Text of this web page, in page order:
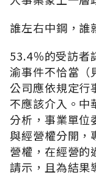
誰左右中鋼，誰
53.4％的受訪者
渝事件不恰當（
公司應依規定行
不應該介入。中
分析，事業單位
與經營權分開，
營權，在經營的
請示，且為結果